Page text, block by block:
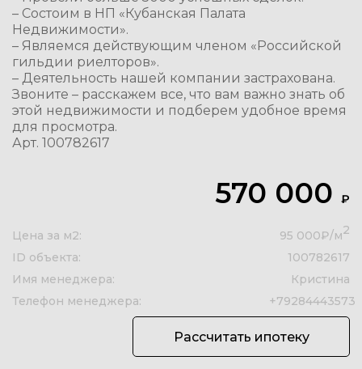
– Состоим в НП «Кубанская Палата
Недвижимости».
– Являемся действующим членом «Российской
гильдии риелторов».
– Деятельность нашей компании застрахована.
Звоните – расскажем все, что вам важно знать об
этой недвижимости и подберем удобное время
для просмотра.
Арт. 100782617
570 000 ₽
Цена за м2: 95 000₽/м2
ID объекта:
100782617
Имя менеджера:
Кристина
Телефон менеджера:
+79284443573
Рассчитать ипотеку